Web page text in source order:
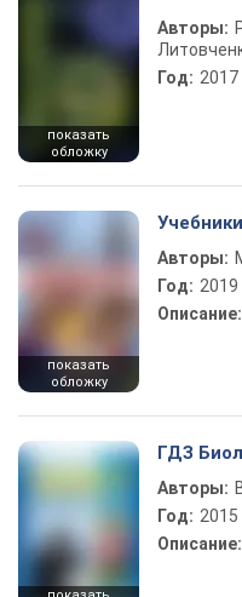
показать
обложку
Авторы:
Год: 2017
показать
обложку
Авторы:
Год: 2019
Описание:
ГДЗ
Авторы:
Год: 2015
Описание: